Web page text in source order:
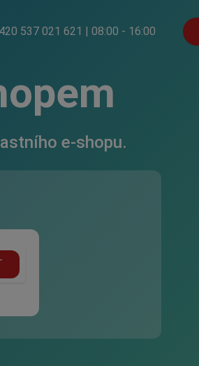
537 021 621 | 08:00 - 16:00
e-shopu.